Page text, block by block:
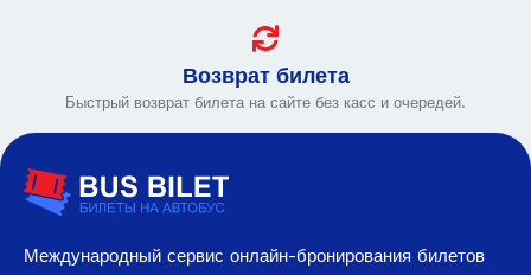
Возврат билета
Быстрый возврат билета на сайте без касс и очередей.
Международный сервис онлайн-бронирования билетов